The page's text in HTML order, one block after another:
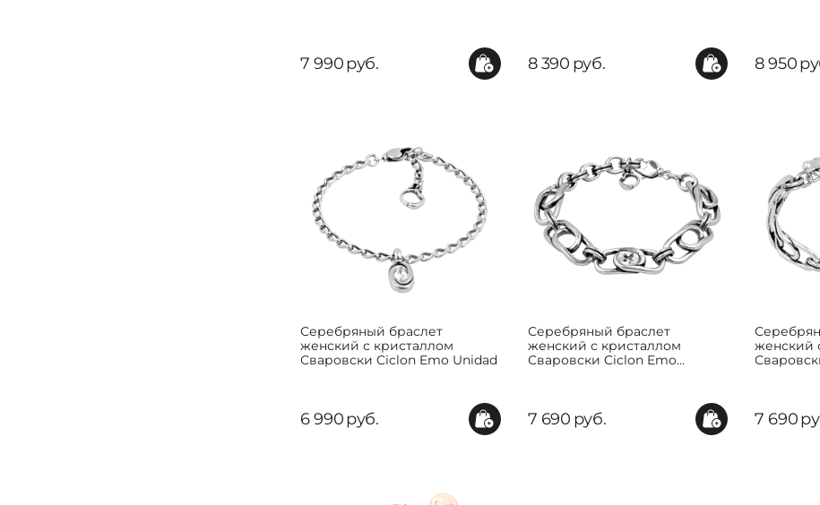
7 990руб. 8 390 руб. 8 950
Серебряный браслет
женский с кристаллом
Сваровски Ciclon Emo Unidad
6 990руб.
Серебряный браслет
женский с кристаллом
Сваровски Ciclon Emo
7 690 руб.
женский
7 690